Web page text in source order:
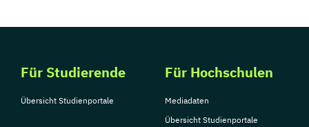
Für Studierende
Übersicht Studienportale
Für Hochschulen
Mediadaten
Übersicht Studienportale